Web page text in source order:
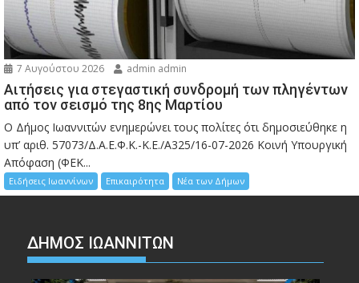
7 Αυγούστου 2026 admin admin
Αιτήσεις για στεγαστική συνδρομή των πληγέντων
από τον σεισμό της 8ης Μαρτίου
Ο Δήμος Ιωαννιτών ενημερώνει τους πολίτες ότι δημοσιεύθηκε η
υπ’ αριθ. 57073/Δ.Α.Ε.Φ.Κ.-Κ.Ε./Α325/16-07-2026 Κοινή Υπουργική
Απόφαση (ΦΕΚ...
Ειδήσεις Ιωαννίνων Επικαιρότητα Νέα των Δήμων
ΔΗΜΟΣ ΙΩΑΝΝΙΤΩΝ